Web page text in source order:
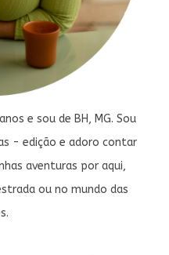
e sou de BH, MG. Sou
- edição e adoro contar
aventuras por aqui,
ou no mundo das